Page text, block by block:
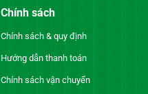
Chính sách
Chính sách & quy định
Hướng dẫn thanh toán
Chính sách vận chuyển